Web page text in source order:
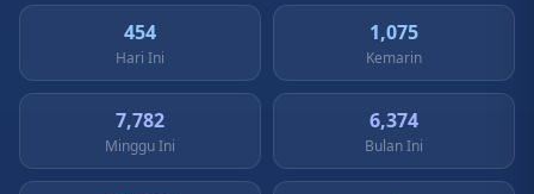
454
Hari Ini
1,075
Kemarin
7,782
Minggu Ini
6,374
Bulan Ini